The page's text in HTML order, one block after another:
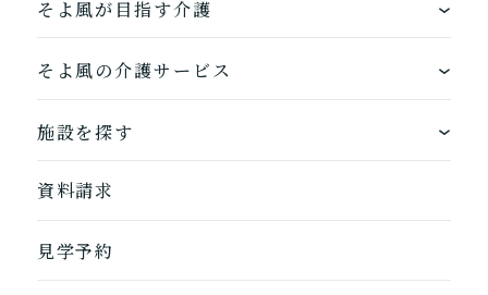
そよ風が目指す介護
ワンストップサービス
できるを増やす介護サービス
お客様に選ばれるできたてのお食事
そよ風の介護サービス
ホームに入居する
自宅から通う
自宅に来てもらう
施設を探す
地図から探す
自宅から通う/来てもらう
資料請求
見学予約